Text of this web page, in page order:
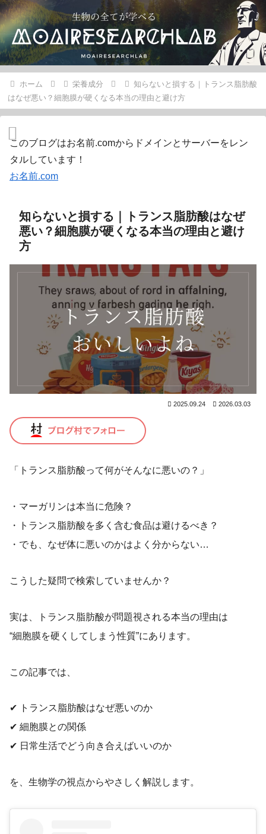
ホーム 栄養成分
知らないと損する｜トランス脂肪酸
はなぜ悪い？細胞膜が硬くなる本当の理由と避け方
このブログはお名前.comからドメインとサーバーをレン
タルしています！
お名前.com
知らないと損する｜トランス脂肪酸はなぜ
悪い？細胞膜が硬くなる本当の理由と避け
方
2025.09.24 2026.03.03
「トランス脂肪酸って何がそんなに悪いの？」
・マーガリンは本当に危険？
・トランス脂肪酸を多く含む食品は避けるべき？
・でも、なぜ体に悪いのかはよく分からない…
こうした疑問で検索していませんか？
実は、トランス脂肪酸が問題視される本当の理由は
“細胞膜を硬くしてしまう性質”にあります。
この記事では、
✔ トランス脂肪酸はなぜ悪いのか
✔ 細胞膜との関係
✔ 日常生活でどう向き合えばいいのか
を、生物学の視点からやさしく解説します。